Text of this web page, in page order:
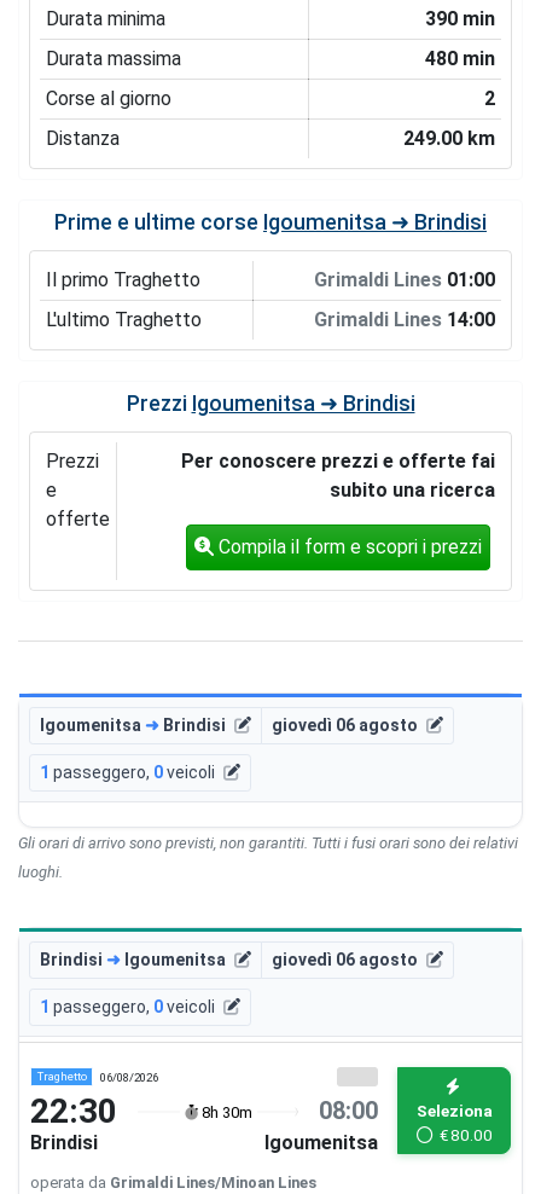
Durata minima
390 min
Durata massima
480 min
Corse al giorno
2
Distanza
249.00 km
Prime e ultime corse Igoumenitsa ➜ Brindisi
Il primo Traghetto Grimaldi Lines 01:00
L'ultimo Traghetto
Grimaldi Lines 14:00
Prezzi Igoumenitsa ➜ Brindisi
Prezzi
e
offerte
Per conoscere prezzi e offerte fai
subito una ricerca
Compila il form e scopri i prezzi
Igoumenitsa ➜ Brindisi giovedì 06 agosto
1 passeggero, 0veicoli
Gli orari di arrivo sono previsti, non garantiti. Tutti i fusi orari sono dei relativi
luoghi.
Brindisi ➜ Igoumenitsa giovedì 06 agosto
1 passeggero, 0veicoli
Traghetto 06/08/2026
22:30 8h 30m 08:00
Brindisi Igoumenitsa
Seleziona
€80.00
operata da Grimaldi Lines/Minoan Lines